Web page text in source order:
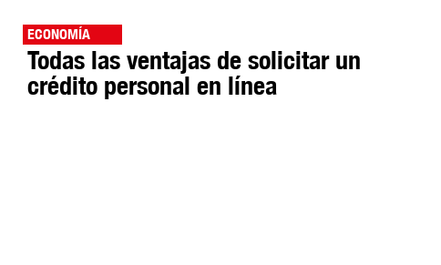
ECONOMÍA
Todas las ventajas de solicitar un
crédito personal en línea